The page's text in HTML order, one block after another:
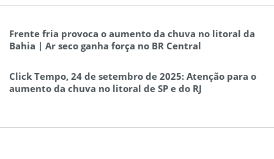
Frente fria provoca o aumento da chuva no litoral da
Bahia | Ar seco ganha força no BR Central
Click Tempo, 24 de setembro de 2025: Atenção para o
aumento da chuva no litoral de SP e do RJ